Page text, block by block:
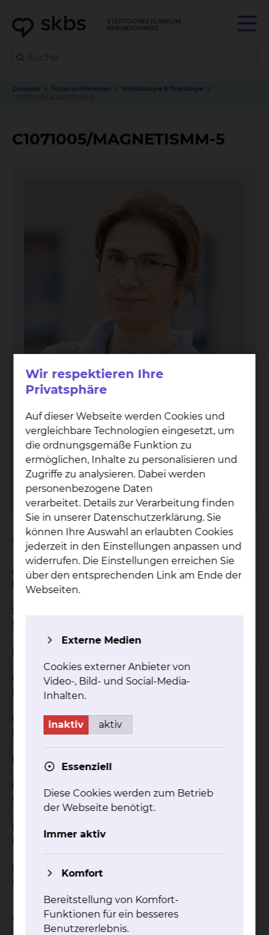
Zuweiser Tumorkonferenzen
Hämatologie & Onkologie
C1071005/MAGNETISMM-5
C1071005/MAGNETISMM-5
Dr. Mi­ri­am Ahl­born
Celler Straße 38, 38114 Braunschweig
Tel.:+49 531 595 3224
Fax: +49 531 595 3638
Per E-Mail kontaktieren
Worum geht es bei der Studie?
AN OPEN-LABEL, 3-ARM, MULTICENTER,
RANDOMIZED PHASE 3
STUDY TO EVALUATE THE EFFICACY AND
SAFETY OF
ELRANATAMAB
(PF-06863135) MONOTHERAPY AND
ELRANATAMAB +
DARATUMUMAB VERSUS DARATUMUMAB +
POMALIDOMIDE +
DEXAMETHASONE IN PARTICIPANTS WITH
RELAPSED/REFRACTORY MULTIPLE MYELOMA
WHO HAVE
RECEIVED AT LEAST 1 PRIOR LINE OF THERAPY
INCLUDING
LENALIDOMIDE AND A PROTEASOME
INHIBITOR
Wie ist der Status der Studie?
Wir respektieren Ihre
Privatsphäre
Auf dieser Webseite werden Cookies und
vergleichbare Technologien eingesetzt, um
die ordnungsgemäße Funktion zu
ermöglichen, Inhalte zu personalisieren und
Zugriffe zu analysieren. Dabei werden
personenbezogene Daten
verarbeitet. Details zur Verarbeitung finden
Sie in unserer Datenschutzerklärung. Sie
können Ihre Auswahl an erlaubten Cookies
jederzeit in den Einstellungen anpassen und
widerrufen. Die Einstellungen erreichen Sie
über den entsprechenden Link am Ende der
Webseiten.
Externe Medien
Cookies externer Anbieter von
Video-, Bild- und Social-Media-
Inhalten.
inaktiv aktiv
Essenziell
Diese Cookies werden zum Betrieb
der Webseite benötigt.
Immer aktiv
Komfort
Bereitstellung von Komfort-
Funktionen für ein besseres
Benutzererlebnis.